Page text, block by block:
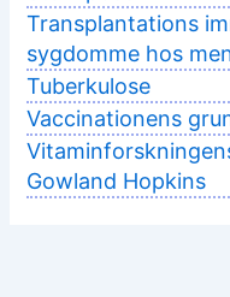
Transplantations
sygdomme hos
Tuberkulose
Vaccinationens
Gowland Hopkins